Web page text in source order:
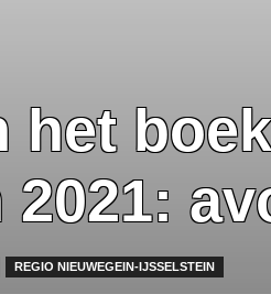
het
2021:
REGIO NIEUWEGEIN-IJSSELSTEIN